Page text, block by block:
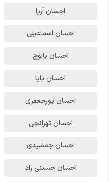
احسان آریا
احسان اسماعیلی
احسان بااوج
احسان پایا
احسان پورجعفری
احسان تهرانچی
احسان جمشیدی
احسان حسینی راد